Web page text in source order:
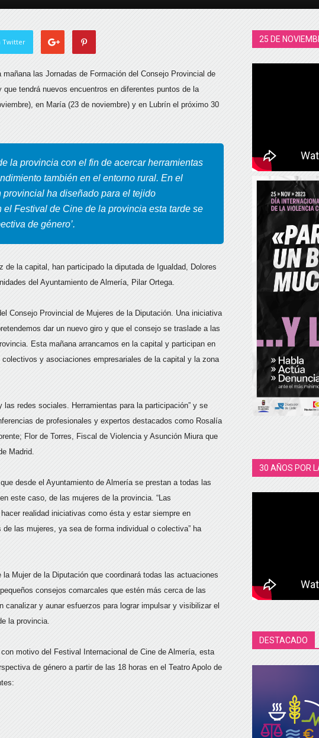
Twitter
las Jornadas de Formación del Consejo Provincial de
tendrá nuevos encuentros en diferentes puntos de la
en María (23 de noviembre) y en Lubrín el próximo 30
la provincia con el fin de acercar herramientas
también en el entorno rural. En el
ha diseñado para el tejido
Festival de Cine de la provincia esta tarde se
de género’.
de la capital, han participado la diputada de Igualdad, Dolores
del Ayuntamiento de Almería, Pilar Ortega.
Consejo Provincial de Mujeres de la Diputación. Una iniciativa
dar un nuevo giro y que el consejo se traslade a las
Esta mañana arrancamos en la capital y participan en
y asociaciones empresariales de la capital y la zona
las redes sociales. Herramientas para la participación” y se
de profesionales y expertos destacados como Rosalía
Flor de Torres, Fiscal de Violencia y Asunción Miura que
Madrid.
desde el Ayuntamiento de Almería se prestan a todas las
este caso, de las mujeres de la provincia. “Las
realidad iniciativas como ésta y estar siempre en
las mujeres, ya sea de forma individual o colectiva” ha
Mujer de la Diputación que coordinará todas las actuaciones
consejos comarcales que estén más cerca de las
y aunar esfuerzos para lograr impulsar y visibilizar el
la provincia.
motivo del Festival Internacional de Cine de Almería, esta
de género a partir de las 18 horas en el Teatro Apolo de
25 DE
30 AÑOS POR
DESTACADO